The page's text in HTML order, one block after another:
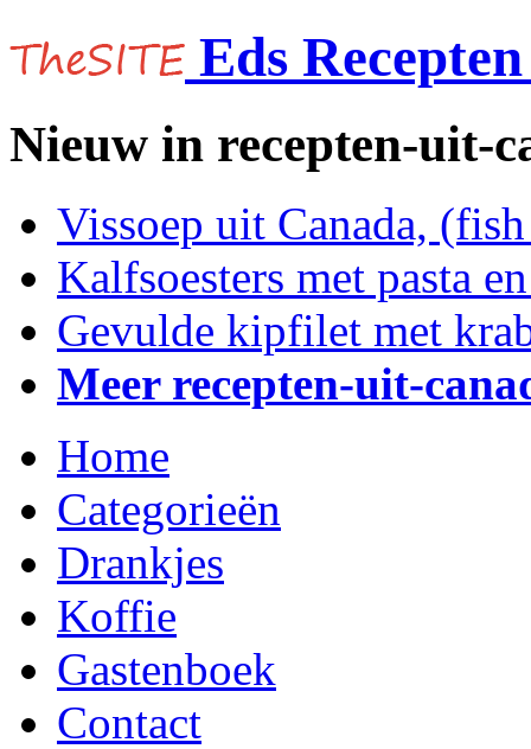
Eds
Nieuw in recepten-uit-
Vissoep uit Canada,
Kalfsoesters met pasta
Gevulde kipfilet met
Meer recepten-uit-
Home
Categorieën
Drankjes
Koffie
Gastenboek
Contact